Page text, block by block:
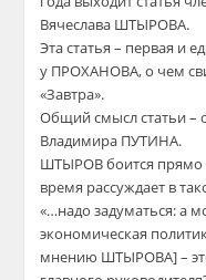
Вячеслава ШТЫРОВА.
Эта статья – первая и
у ПРОХАНОВА, о чем
«Завтра».
Общий смысл статьи –
Владимира ПУТИНА.
ШТЫРОВ боится прямо
время рассуждает в
«…надо задуматься: а
экономическая
мнению ШТЫРОВА] – это